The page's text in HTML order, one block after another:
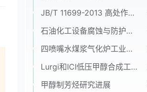
JB/T 11699-2013 高处作业吊篮安装、拆卸、使用技术规程
石油化工设备腐蚀与防护参考书十本免费下载，绝版珍藏
四喷嘴水煤浆气化炉工业应用情况简介
Lurgi和ICI低压甲醇合成工艺比较
甲醇制芳烃研究进展